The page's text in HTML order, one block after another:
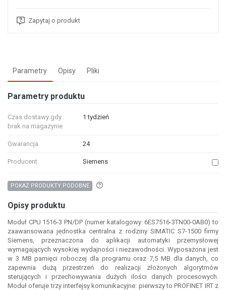
Zapytaj o produkt
Parametry Opisy Pliki
Parametry produktu
Czas dostawy gdy
brak na magazynie
1 tydzień
Gwarancja 24
Producent Siemens
POKAŻ PRODUKTY PODOBNE
Opisy produktu
Moduł CPU 1516-3 PN/DP (numer katalogowy: 6ES7516-3TN00-0AB0) to
zaawansowana jednostka centralna z rodziny SIMATIC S7-1500 firmy
Siemens, przeznaczona do aplikacji automatyki przemysłowej
wymagających wysokiej wydajności i niezawodności. Wyposażona jest
w 3 MB pamięci roboczej dla programu oraz 7,5 MB dla danych, co
zapewnia dużą przestrzeń do realizacji złożonych algorytmów
sterujących i przechowywania dużych ilości danych procesowych.
Moduł oferuje trzy interfejsy komunikacyjne: pierwszy to PROFINET IRT z